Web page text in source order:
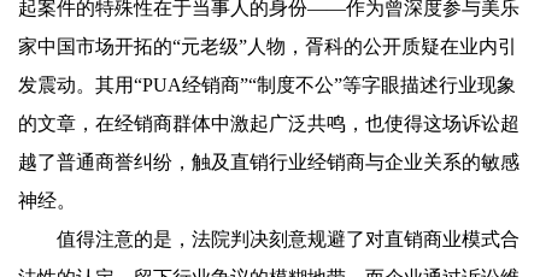
起案件的特殊性在于当事人的身份——作为曾深度参与美乐
家中国市场开拓的“元老级”人物，胥科的公开质疑在业内引
发震动。其用“PUA经销商”“制度不公”等字眼描述行业现象
的文章，在经销商群体中激起广泛共鸣，也使得这场诉讼超
越了普通商誉纠纷，触及直销行业经销商与企业关系的敏感
神经。
值得注意的是，法院判决刻意规避了对直销商业模式合